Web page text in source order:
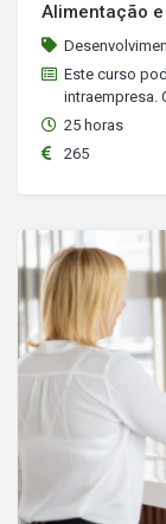
Alimentação
Este curso
intraempresa.
25 horas
265